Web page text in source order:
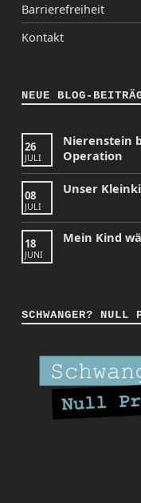
Barrierefreiheit
Kontakt
NEUE BLOG-
26
JULI
Nierenstein
Operation
08
JULI
Unser
18
JUNI
Mein Kind
SCHWANGER? NULL